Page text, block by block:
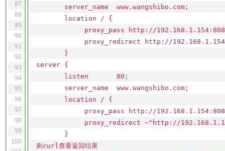
87
88
89
90
91
92
93
94
95
96
97
98
99
100
server_name www.wangshibo.com;
location / {
proxy_pass http: //192
proxy_redirect http: //192
}
server {
listen 80;
server_name www.wangshibo.com;
location / {
proxy_pass http: //192
proxy_redirect ~^http: //192
}
则curl查看返回结果